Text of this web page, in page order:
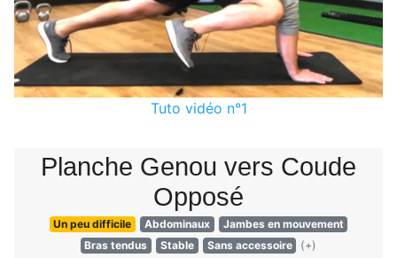
Tuto vidéo n°1
Planche Genou vers Coude
Opposé
Un peu difficile Abdominaux
Jambes en mouvement
Bras tendus
Stable Sans accessoire (+)